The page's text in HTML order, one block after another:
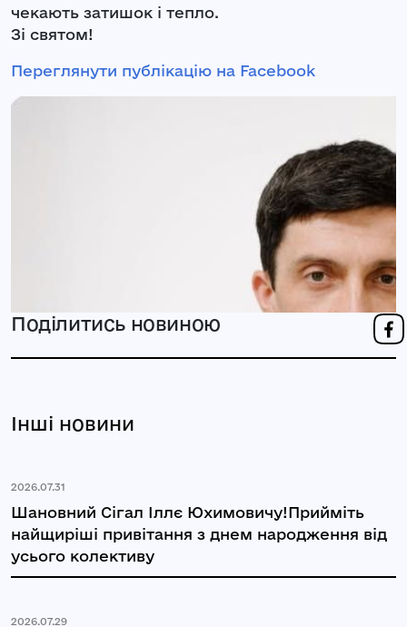
чекають затишок і тепло.
Зі святом!
Переглянути публікацію на Facebook
Поділитись новиною
Інші новини
2026.07.31
Шановний Сігал Іллє Юхимовичу!Прийміть
найщиріші привітання з днем народження від
усього колективу
2026.07.29